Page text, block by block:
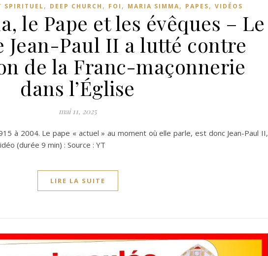
SPIRITUEL, DEEP CHURCH , FOI , MARIA SIMMA, PAPES, VIDÉOS
le Pape et les évêques – Le
Jean-Paul II a lutté contre
de la Franc-maçonnerie
dans l’Église
mai 11, 2025
à 2004. Le pape « actuel » au moment où elle parle, est donc Jean-Paul II,
(durée 9 min) : Source : YT
LIRE LA SUITE